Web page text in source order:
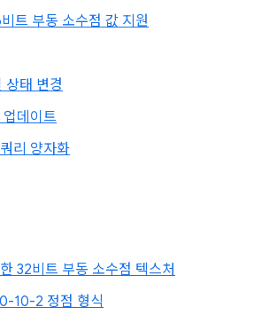
트 부동 소수점 값 지원
상태 변경
데이트
리 양자화
32비트 부동 소수점 텍스처
10-2 정점 형식